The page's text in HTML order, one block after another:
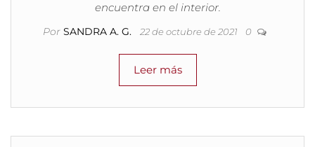
encuentra en el interior.
Por SANDRA A. G. 22 de octubre de 2021 0
Leer más